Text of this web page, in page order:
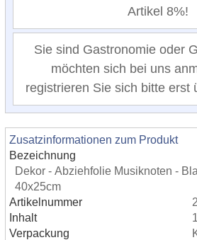
Artikel 8%!
Sie sind Gastronomie oder
möchten sich bei uns
registrieren Sie sich bitte erst
Zusatzinformationen zum Produkt
Bezeichnung
Dekor - Abziehfolie Musiknoten -
40x25cm
Artikelnummer
Inhalt
Verpackung